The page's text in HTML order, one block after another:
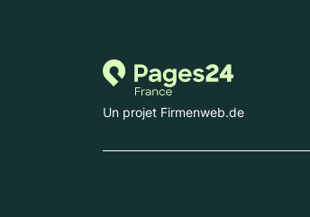
Un projet Firmenweb.de